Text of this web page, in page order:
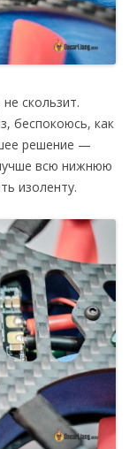
скользит.
беспокоюсь, как
решение —
всю нижнюю
изоленту.